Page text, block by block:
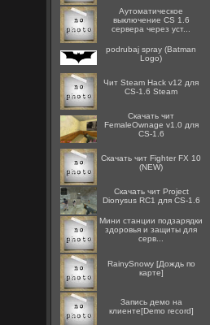
Аутоматическое
выключение CS 1.6
сервера через уст...
podrubaj spray (Batman
Logo)
Чит Steam Hack v12 для
CS-1.6 Steam
Скачать чит
FemaleOwnage v1.0 для
CS-1.6
Скачать чит Fighter FX 10
(NEW)
Скачать чит Project
Dionysus RC1 для CS-1.6
Мини станции подзарядки
здоровья и защиты для
серв...
RainySnowy [Дождь по
карте]
Запись демо на
клиенте[Demo record]